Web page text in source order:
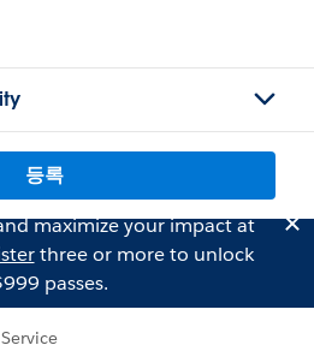
등록
maximize your impact at
three or more to unlock
passes.